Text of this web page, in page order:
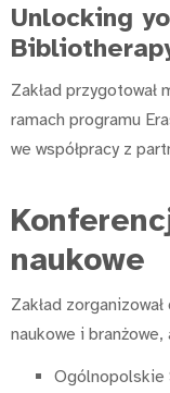
Unlocking
Zakład
ramach programu
we współpracy z
naukowe
Zakład
naukowe i branżowe,
Ogólnopolskie